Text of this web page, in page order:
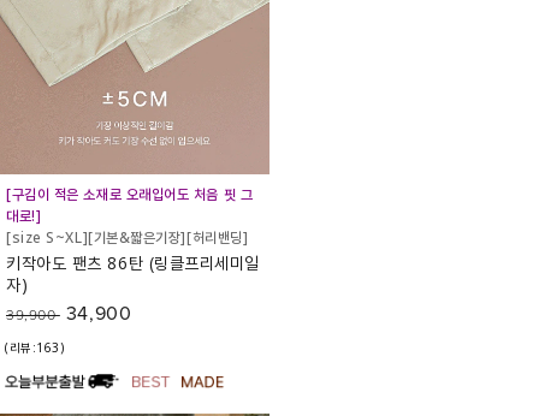
[구김이 적은 소재로 오래입어도 처음 핏 그
대로!]
[size S~XL][기본&짧은기장][허리밴딩]
키작아도 팬츠 86탄 (링클프리세미일
자)
39,900 34,900
(리뷰:163)